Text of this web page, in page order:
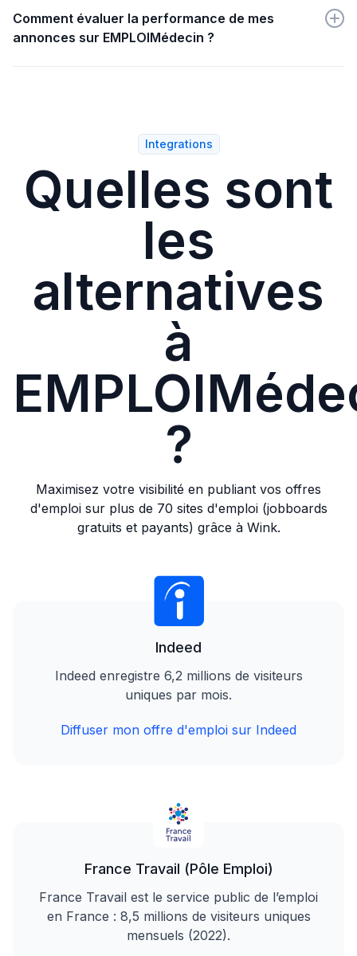
choisissez EMPLOIMédecin dans les options de sites
d'emploi proposés.
Comment évaluer la performance de mes
annonces sur EMPLOIMédecin ?
Integrations
Quelles sont
les
alternatives
à
?
Maximisez votre visibilité en publiant vos offres
d'emploi sur plus de 70 sites d'emploi (jobboards
gratuits et payants) grâce à Wink.
Indeed
Indeed enregistre 6,2 millions de visiteurs
uniques par mois.
Diffuser mon offre d'emploi sur Indeed
France Travail (Pôle Emploi)
France Travail est le service public de l’emploi
en France : 8,5 millions de visiteurs uniques
mensuels (2022).